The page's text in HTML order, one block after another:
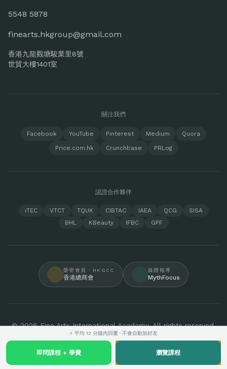
5548 5878
finearts.hkgroup@gmail.com
香港九龍觀塘駿業里8號
世貿大樓1401室
關注我們
Facebook YouTube Pinterest Medium
Quora
Price.com.hk
Crunchbase PRLog
認證合作夥伴
iTEC VTCT TQUK CIBTAC IAEA QCG
SISA
BHL
KBeauty IFBC GPF
榮譽會員 · HKGCC
香港總商會
媒體報導
MythFocus
© 2026 Fine Arts International Academy. All rights reserved.
⚡ 平均 12 分鐘內回覆 · 不會自動加好友
即問課程 + 學費 瀏覽課程